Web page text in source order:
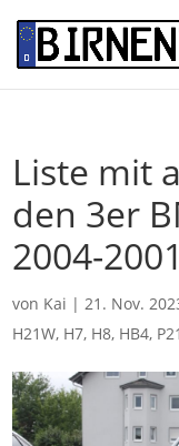
Liste mit
den 3er
2004-
von Kai |21. Nov.
H21W, H7, H8, HB4,